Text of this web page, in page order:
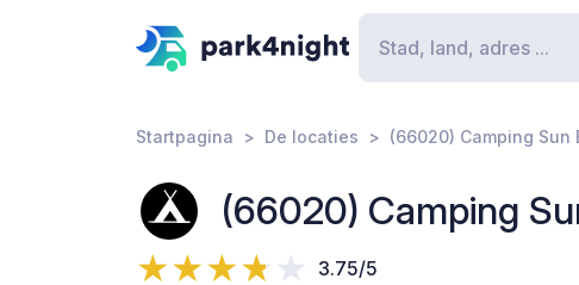
Startpagina De locaties (66020) Camping Sun
(66020) Camping
3.75/5